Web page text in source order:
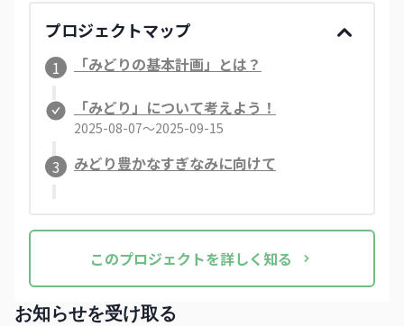
プロジェクトマップ
1
「みどりの基本計画」とは？
「みどり」について考えよう！
2025-08-07〜2025-09-15
3 みどり豊かなすぎなみに向けて
このプロジェクトを詳しく知る
お知らせを受け取る